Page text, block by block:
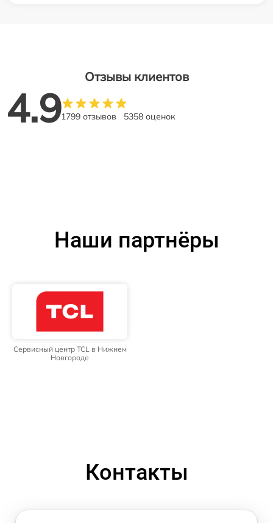
Отзывы клиентов
4.91799 отзывов 5358 оценок
Наши партнёры
Сервисный центр TCL в Нижнем
Новгороде
Контакты